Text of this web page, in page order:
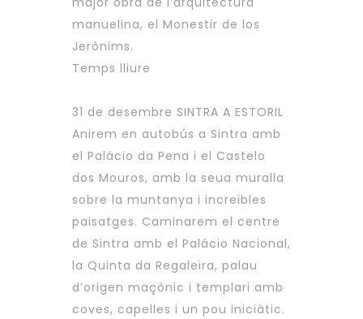
manuelina, el Monestir de los
Jerònims.
Temps lliure
31 de desembre SINTRA A ESTORIL
Anirem en autobús a Sintra amb
el Palácio da Pena i el Castelo
dos Mouros, amb la seua muralla
sobre la muntanya i increïbles
paisatges. Caminarem el centre
de Sintra amb el Palácio Nacional,
la Quinta da Regaleira, palau
d’origen maçònic i templari amb
coves, capelles i un pou iniciàtic.